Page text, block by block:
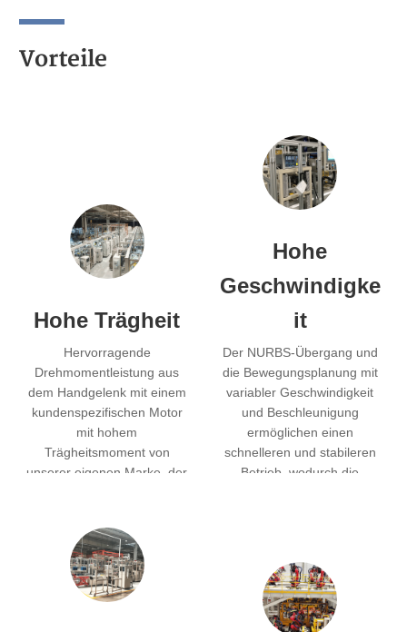
Vorteile
Hohe Trägheit
Hervorragende
Drehmomentleistung aus
dem Handgelenk mit einem
kundenspezifischen Motor
mit hohem
Trägheitsmoment von
unserer eigenen Marke, der
Endeffektors um 8% erhöht.
Hohe
Geschwindigke
it
Der NURBS-Übergang und
die Bewegungsplanung mit
variabler Geschwindigkeit
und Beschleunigung
ermöglichen einen
schnelleren und stabileren
Betrieb, wodurch die